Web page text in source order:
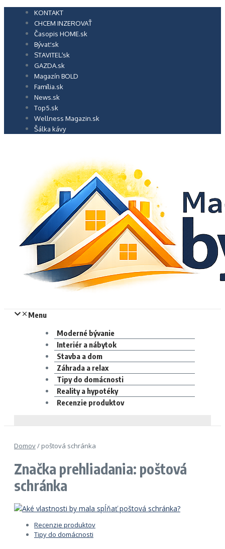
Preskočiť
KONTAKT
CHCEM INZEROVAŤ
Časopis HOME.sk
Bývať.sk
STAVITEĽ.sk
GAZDA.sk
Magazín BOLD
Família.sk
News.sk
Top5.sk
Wellness Magazin.sk
Šálka kávy
Menu
Moderné bývanie
Interiér a nábytok
Stavba a dom
Záhrada a relax
Tipy do domácnosti
Reality a hypotéky
Recenzie produktov
Domov/ poštová schránka
Značka prehliadania: poštová
schránka
Recenzie produktov
Tipy do domácnosti